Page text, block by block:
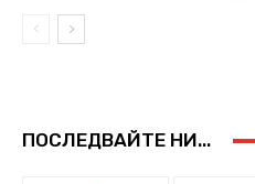
ПОСЛЕДВАЙТЕ НИ...